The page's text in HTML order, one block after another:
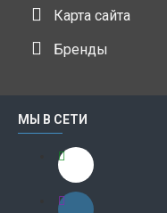
Карта сайта
Бренды
МЫ В СЕТИ